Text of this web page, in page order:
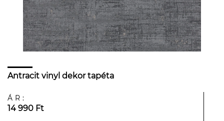
Antracit vinyl dekor tapéta
ÁR:
14 990 Ft